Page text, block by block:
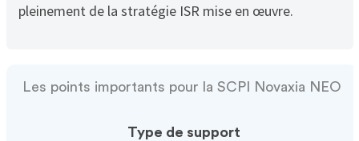
pleinement de la stratégie ISR mise en œuvre.
Les points importants pour la SCPI Novaxia NEO
Type de support